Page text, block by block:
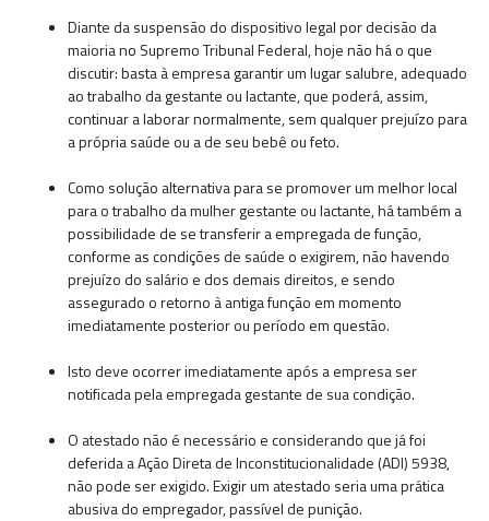
Diante da suspensão do dispositivo legal por decisão da
maioria no Supremo Tribunal Federal, hoje não há o que
discutir: basta à empresa garantir um lugar salubre, adequado
ao trabalho da gestante ou lactante, que poderá, assim,
continuar a laborar normalmente, sem qualquer prejuízo para
a própria saúde ou a de seu bebê ou feto.
Como solução alternativa para se promover um melhor local
para o trabalho da mulher gestante ou lactante, há também a
possibilidade de se transferir a empregada de função,
conforme as condições de saúde o exigirem, não havendo
prejuízo do salário e dos demais direitos, e sendo
assegurado o retorno à antiga função em momento
imediatamente posterior ou período em questão.
Isto deve ocorrer imediatamente após a empresa ser
notificada pela empregada gestante de sua condição.
O atestado não é necessário e considerando que já foi
deferida a Ação Direta de Inconstitucionalidade (ADI) 5938,
não pode ser exigido. Exigir um atestado seria uma prática
abusiva do empregador, passível de punição.